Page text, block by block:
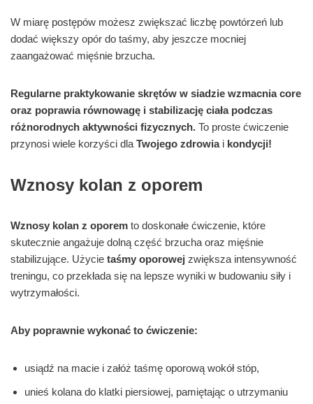
W miarę postępów możesz zwiększać liczbę powtórzeń lub
dodać większy opór do taśmy, aby jeszcze mocniej
zaangażować mięśnie brzucha.
Regularne praktykowanie skrętów w siadzie wzmacnia core
oraz poprawia równowagę i stabilizację ciała podczas
różnorodnych aktywności fizycznych. To proste ćwiczenie
przynosi wiele korzyści dla Twojego zdrowiai kondycji!
Wznosy kolan z oporem
Wznosy kolan z oporem to doskonałe ćwiczenie, które
skutecznie angażuje dolną część brzucha oraz mięśnie
stabilizujące. Użycie taśmy oporowej zwiększa intensywność
treningu, co przekłada się na lepsze wyniki w budowaniu siły i
wytrzymałości.
Aby poprawnie wykonać to ćwiczenie:
usiądź na macie i załóż taśmę oporową wokół stóp,
unieś kolana do klatki piersiowej, pamiętając o utrzymaniu